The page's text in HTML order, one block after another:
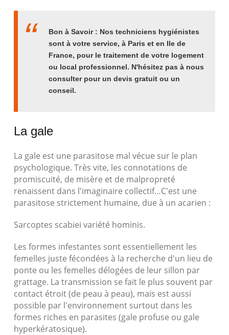
Bon à Savoir : Nos techniciens hygiénistes
sont à votre service, à Paris et en Ile de
France, pour le traitement de votre logement
ou local professionnel. N'hésitez pas à nous
consulter pour un devis gratuit ou un
conseil.
La gale
La gale est une parasitose mal vécue sur le plan
psychologique. Très vite, les connotations de
promiscuité, de misère et de malpropreté
renaissent dans l'imaginaire collectif…C'est une
parasitose strictement humaine, due à un acarien :
Sarcoptes scabiei variété hominis.
Les formes infestantes sont essentiellement les
femelles juste fécondées à la recherche d'un lieu de
ponte ou les femelles délogées de leur sillon par
grattage. La transmission se fait le plus souvent par
contact étroit (de peau à peau), mais est aussi
possible par l'environnement surtout dans les
formes riches en parasites (gale profuse ou gale
hyperkératosique).